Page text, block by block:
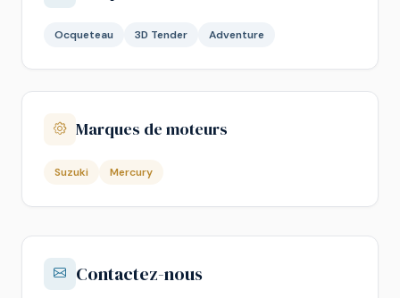
Ocqueteau 3D Tender Adventure
Marques de moteurs
Suzuki Mercury
Contactez-nous